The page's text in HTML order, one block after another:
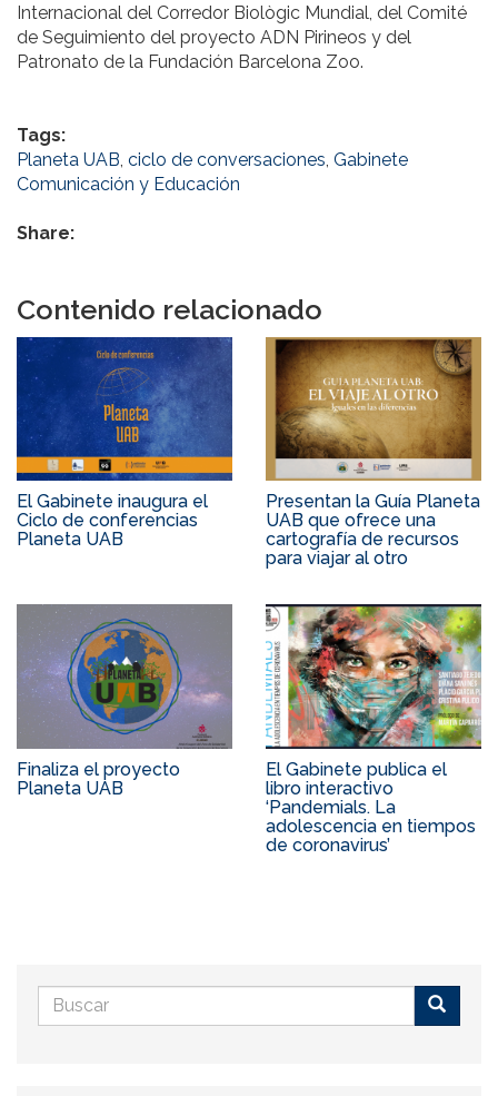
Internacional del Corredor Biològic Mundial, del Comité
de Seguimiento del proyecto ADN Pirineos y del
Patronato de la Fundación Barcelona Zoo.
Tags:
Planeta UAB, ciclo de conversaciones, Gabinete
Comunicación y Educación
Share:
Contenido relacionado
El Gabinete inaugura el
Ciclo de conferencias
Planeta UAB
Presentan la Guía Planeta
UAB que ofrece una
cartografía de recursos
para viajar al otro
Finaliza el proyecto
Planeta UAB
El Gabinete publica el
libro interactivo
‘Pandemials. La
adolescencia en tiempos
de coronavirus’
Formulario
de